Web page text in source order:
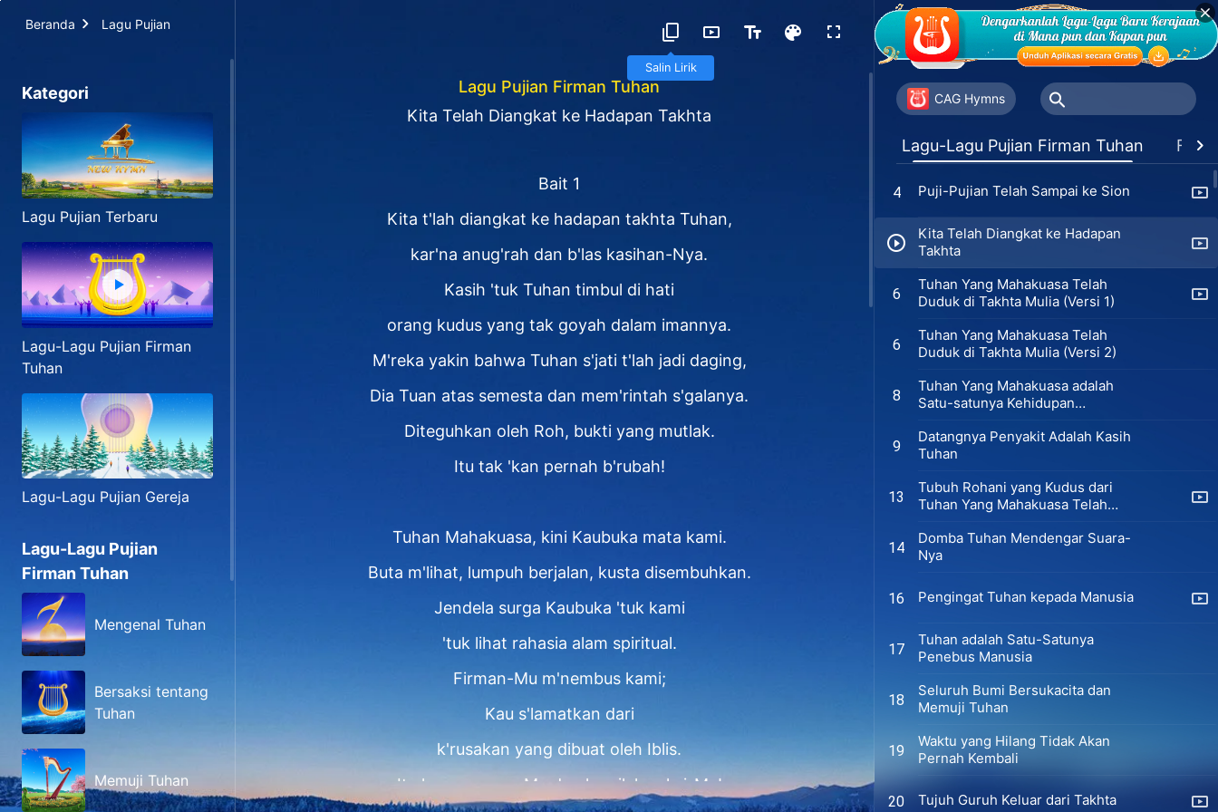
Beranda Lagu Pujian
Salin Lirik
Kategori
Lagu Pujian Terbaru
Lagu-Lagu Pujian Firman
Tuhan
Lagu-Lagu Pujian Gereja
Lagu-Lagu Pujian
Firman Tuhan
Mengenal Tuhan
Bersaksi tentang
Tuhan
Memuji Tuhan
Lagu Pujian Firman Tuhan
Kita Telah Diangkat ke Hadapan Takhta
Bait 1
Kita t'lah diangkat ke hadapan takhta Tuhan,
kar'na anug'rah dan b'las kasihan-Nya.
Kasih 'tuk Tuhan timbul di hati
orang kudus yang tak goyah dalam imannya.
M'reka yakin bahwa Tuhan s'jati t'lah jadi daging,
Dia Tuan atas semesta dan mem'rintah s'galanya.
Diteguhkan oleh Roh, bukti yang mutlak.
Itu tak 'kan pernah b'rubah!
Tuhan Mahakuasa, kini Kaubuka mata kami.
Buta m'lihat, lumpuh berjalan, kusta disembuhkan.
Jendela surga Kaubuka 'tuk kami
'tuk lihat rahasia alam spiritual.
Firman-Mu m'nembus kami;
Kau s'lamatkan dari
k'rusakan yang dibuat oleh Iblis.
Itu karya agung-Mu dan kamilah saksi-Mu!
CAG Hymns
Lagu-Lagu Pujian Firman Tuhan
Kidung Kerajaan (I) Kerajaan Telah
Turun Ke Bumi
2
Kidung Kerajaan (II) Tuhan Datang,
Tuhan adalah Raja
Tuhan, Bersorak Sukacita
4 Puji-Pujian Telah Sampai ke Sion
Kita Telah Diangkat ke Hadapan
Takhta
6
Tuhan Yang Mahakuasa Telah
Duduk di Takhta Mulia (Versi 1)
6
Tuhan Yang Mahakuasa Telah
Duduk di Takhta Mulia (Versi 2)
8
Tuhan Yang Mahakuasa adalah
Satu-satunya Kehidupan
9
Datangnya Penyakit Adalah Kasih
Tuhan
13
Tubuh Rohani yang Kudus dari
Tuhan Yang Mahakuasa Telah
14
Domba Tuhan Mendengar Suara-
Nya
16 Pengingat Tuhan kepada Manusia
17
Tuhan adalah Satu-Satunya
Penebus Manusia
18
Seluruh Bumi Bersukacita dan
Memuji Tuhan
19
Waktu yang Hilang Tidak Akan
Pernah Kembali
20 Tujuh Guruh Keluar dari Takhta